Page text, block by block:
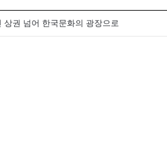
상권 넘어 한국문화의 광장으로